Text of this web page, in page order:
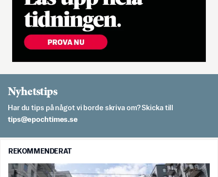
Nyhetstips
Har du tips på något vi borde skriva om? Skicka till
es.semithcope@spit
REKOMMENDERAT